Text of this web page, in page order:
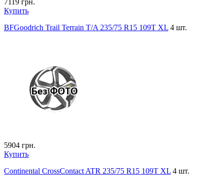
Купить
BFGoodrich Trail Terrain T/A 235/75 R15 109T XL 4 шт.
5904 грн.
Купить
Continental CrossContact ATR 235/75 R15 109T XL 4 шт.